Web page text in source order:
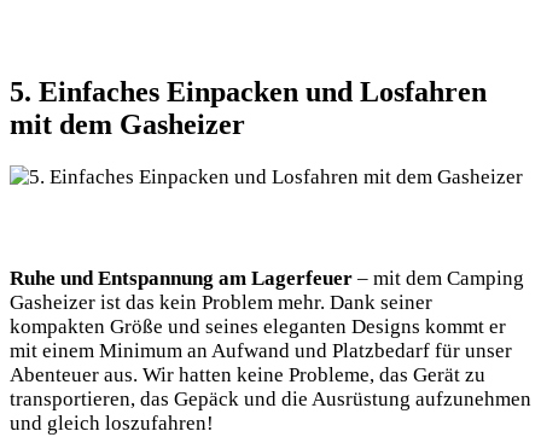
5. Einfaches Einpacken und Losfahren
mit dem Gasheizer
Ruhe und Entspannung am Lagerfeuer – mit dem Camping
Gasheizer ist das kein Problem mehr. Dank seiner
kompakten Größe und seines eleganten Designs kommt er
mit einem Minimum an Aufwand und Platzbedarf für unser
Abenteuer aus. Wir hatten keine Probleme, das Gerät zu
transportieren, das Gepäck und die Ausrüstung aufzunehmen
und gleich loszufahren!